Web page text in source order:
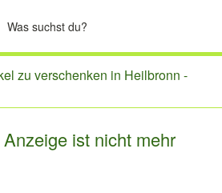
zu verschenken in Heilbronn -
ist nicht mehr